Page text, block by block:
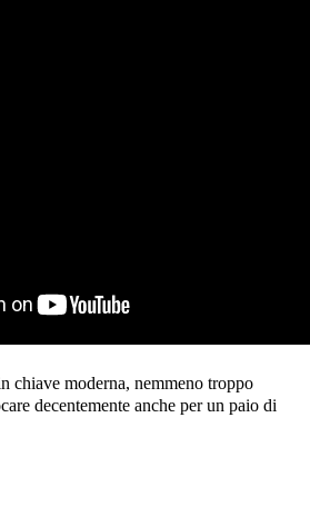
chiave moderna, nemmeno troppo
decentemente anche per un paio di